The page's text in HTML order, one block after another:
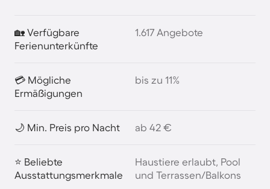
🏡 Verfügbare
Ferienunterkünfte
1.617 Angebote
💳 Mögliche
Ermäßigungen
bis zu 11%
🌙 Min. Preis pro Nacht ab 42 €
⭐ Beliebte
Ausstattungsmerkmale
Haustiere erlaubt, Pool
und Terrassen/Balkons